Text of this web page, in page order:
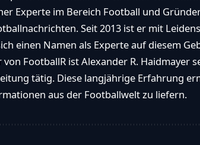
Experte im Bereich Football und
Seit 2013 ist er mit
einen Namen als Experte auf diesem
FootballR ist Alexander R. Haidmayer
tätig. Diese langjährige Erfahrung
aus der Footballwelt zu liefern.